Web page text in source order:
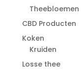
Theebloemen
CBD Producten
Koken
Kruiden
Losse thee